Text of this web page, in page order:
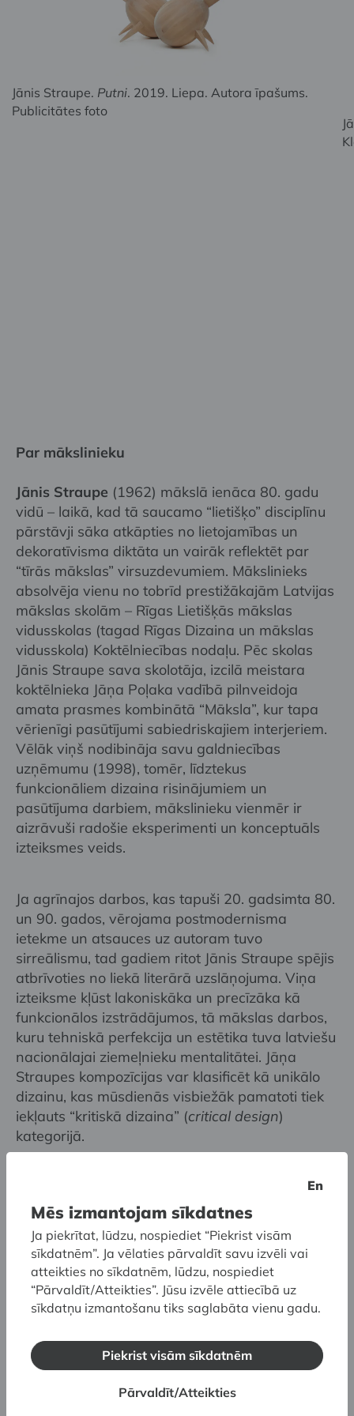
Jānis Straupe. Putni. 2019. Liepa. Autora īpašums.
Publicitātes foto
Par mākslinieku
Jānis Straupe (1962) mākslā ienāca 80. gadu
vidū – laikā, kad tā saucamo “lietišķo” disciplīnu
pārstāvji sāka atkāpties no lietojamības un
dekoratīvisma diktāta un vairāk reflektēt par
“tīrās mākslas” virsuzdevumiem. Mākslinieks
absolvēja vienu no tobrīd prestižākajām Latvijas
mākslas skolām – Rīgas Lietišķās mākslas
vidusskolas (tagad Rīgas Dizaina un mākslas
vidusskola) Koktēlniecības nodaļu. Pēc skolas
Jānis Straupe sava skolotāja, izcilā meistara
koktēlnieka Jāņa Poļaka vadībā pilnveidoja
amata prasmes kombinātā “Māksla”, kur tapa
vērienīgi pasūtījumi sabiedriskajiem interjeriem.
Vēlāk viņš nodibināja savu galdniecības
uzņēmumu (1998), tomēr, līdztekus
funkcionāliem dizaina risinājumiem un
pasūtījuma darbiem, mākslinieku vienmēr ir
aizrāvuši radošie eksperimenti un konceptuāls
izteiksmes veids.
Ja agrīnajos darbos, kas tapuši 20. gadsimta 80.
un 90. gados, vērojama postmodernisma
ietekme un atsauces uz autoram tuvo
sirreālismu, tad gadiem ritot Jānis Straupe spējis
atbrīvoties no liekā literārā uzslāņojuma. Viņa
izteiksme kļūst lakoniskāka un precīzāka kā
funkcionālos izstrādājumos, tā mākslas darbos,
kuru tehniskā perfekcija un estētika tuva latviešu
nacionālajai ziemeļnieku mentalitātei. Jāņa
Straupes kompozīcijas var klasificēt kā unikālo
dizainu, kas mūsdienās visbiežāk pamatoti tiek
iekļauts “kritiskā dizaina” (critical design)
kategorijā.
Jānis Straupe Dekoratīvās mākslas un dizaina
muzejā (DMDM) jau ir organizējis iespaidīgas
personālizstādes (“Jānis Straupe. Koks” (1992),
“Insekti” (2004), “Mezozojs” (2008),
“Funkcionālais neprāts” (2013)), kā arī piedalījies
vairākās nozīmīgās tematiskajās koktēlnieku
grupu izstādēs (“Durvis”, “Gulta”, “Skapis”,
un ir apskatāmi jaunajā pastāvīgajā ekspozīcijā
“Dizaina process”. 2019. gadā starptautiskā
mākslas fonda “Michelangelo Foundation
En
Mēs izmantojam sīkdatnes
Ja piekrītat, lūdzu, nospiediet “Piekrist visām
sīkdatnēm”. Ja vēlaties pārvaldīt savu izvēli vai
atteikties no sīkdatnēm, lūdzu, nospiediet
“Pārvaldīt/Atteikties”. Jūsu izvēle attiecībā uz
sīkdatņu izmantošanu tiks saglabāta vienu gadu.
Piekrist visām sīkdatnēm
Pārvaldīt/Atteikties